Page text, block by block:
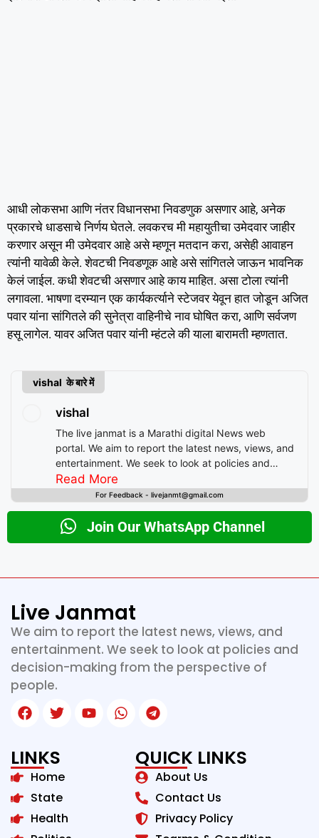
आधी लोकसभा आणि नंतर विधानसभा निवडणुक असणार आहे, अनेक
प्रकारचे धाडसाचे निर्णय घेतले. लवकरच मी महायुतीचा उमेदवार जाहीर
करणार असून मी उमेदवार आहे असे म्हणून मतदान करा, असेही आवाहन
त्यांनी यावेळी केले. शेवटची निवडणूक आहे असे सांगितले जाऊन भावनिक
केलं जाईल. कधी शेवटची असणार आहे काय माहित. असा टोला त्यांनी
लगावला. भाषणा दरम्यान एक कार्यकर्त्याने स्टेजवर येवून हात जोडून अजित
पवार यांना सांगितले की सुनेत्रा वाहिनीचे नाव घोषित करा, आणि सर्वजण
हसू लागेल. यावर अजित पवार यांनी म्हंटले की याला बारामती म्हणतात.
vishal के बारे में
vishal
The live janmat is a Marathi digital News web
portal. We aim to report the latest news, views, and
entertainment. We seek to look at policies and
decision-making from the perspective of people.
Read More
For Feedback - livejanmt@gmail.com
Join Our WhatsApp Channel
Live Janmat
We aim to report the latest news, views, and
entertainment. We seek to look at policies and
decision-making from the perspective of
people.
LINKS
Home
State
Health
QUICK LINKS
About Us
Contact Us
Privacy Policy